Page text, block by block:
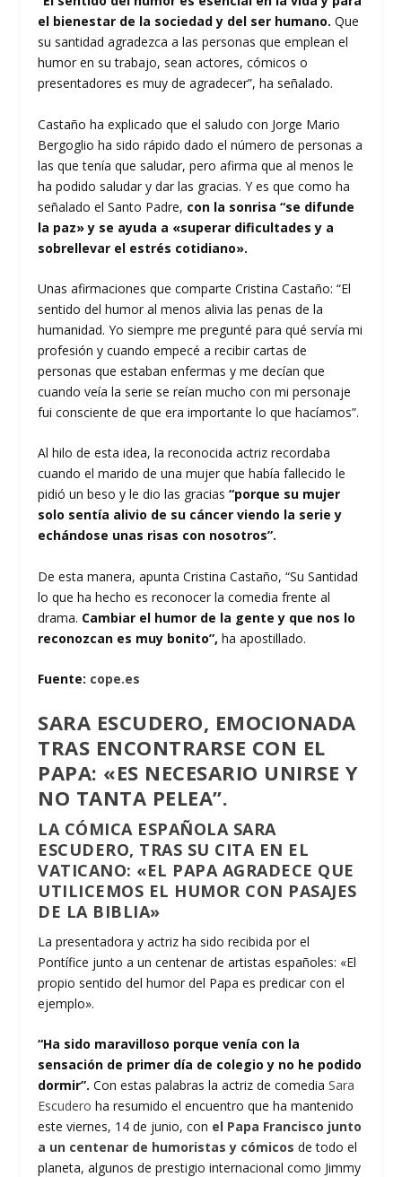
el bienestar de la sociedad y del ser humano. Que
su santidad agradezca a las personas que emplean el
humor en su trabajo, sean actores, cómicos o
presentadores es muy de agradecer”, ha señalado.
Castaño ha explicado que el saludo con Jorge Mario
Bergoglio ha sido rápido dado el número de personas a
las que tenía que saludar, pero afirma que al menos le
ha podido saludar y dar las gracias. Y es que como ha
señalado el Santo Padre, con la sonrisa “se difunde
la paz» y se ayuda a «superar dificultades y a
sobrellevar el estrés cotidiano».
Unas afirmaciones que comparte Cristina Castaño: “El
sentido del humor al menos alivia las penas de la
humanidad. Yo siempre me pregunté para qué servía mi
profesión y cuando empecé a recibir cartas de
personas que estaban enfermas y me decían que
cuando veía la serie se reían mucho con mi personaje
fui consciente de que era importante lo que hacíamos”.
Al hilo de esta idea, la reconocida actriz recordaba
cuando el marido de una mujer que había fallecido le
pidió un beso y le dio las gracias“porque su mujer
solo sentía alivio de su cáncer viendo la serie y
echándose unas risas con nosotros”.
De esta manera, apunta Cristina Castaño, “Su Santidad
lo que ha hecho es reconocer la comedia frente al
drama. Cambiar el humor de la gente y que nos lo
reconozcan es muy bonito”, ha apostillado.
Fuente: cope.es
SARA ESCUDERO, EMOCIONADA
TRAS ENCONTRARSE CON EL
PAPA: «ES NECESARIO UNIRSE Y
NO TANTA PELEA”.
LA CÓMICA ESPAÑOLA SARA
ESCUDERO, TRAS SU CITA EN EL
VATICANO: «EL PAPA AGRADECE QUE
UTILICEMOS EL HUMOR CON PASAJES
DE LA BIBLIA»
La presentadora y actriz ha sido recibida por el
Pontífice junto a un centenar de artistas españoles: «El
propio sentido del humor del Papa es predicar con el
ejemplo».
“Ha sido maravilloso porque venía con la
sensación de primer día de colegio y no he podido
dormir”.Con estas palabras la actriz de comedia Sara
Escudero ha resumido el encuentro que ha mantenido
este viernes, 14 de junio, con el Papa Francisco junto
a un centenar de humoristas y cómicos de todo el
planeta, algunos de prestigio internacional como Jimmy